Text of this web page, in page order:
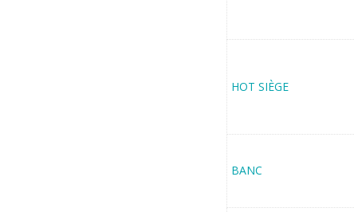
HOT SIÈGE
BANC